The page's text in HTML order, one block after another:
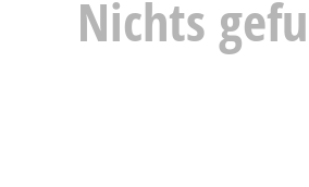
Nichts